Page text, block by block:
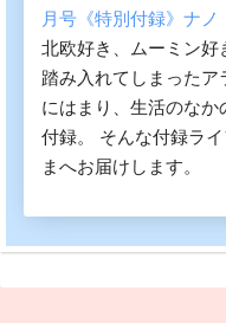
月号《特別付録》ナ
北欧好き、ムーミン好
踏み入れてしまった
にはまり、生活のなか
付録。 そんな付録ラ
まへお届けします。